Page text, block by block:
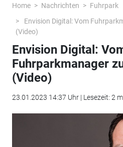
Home Nachrichten
Fuhrpark
Envision Digital: Vom
(Video)
Envision Digital:
Fuhrparkmanager
(Video)
23.01.2023 14:37 Uhr | Lesezeit: 2